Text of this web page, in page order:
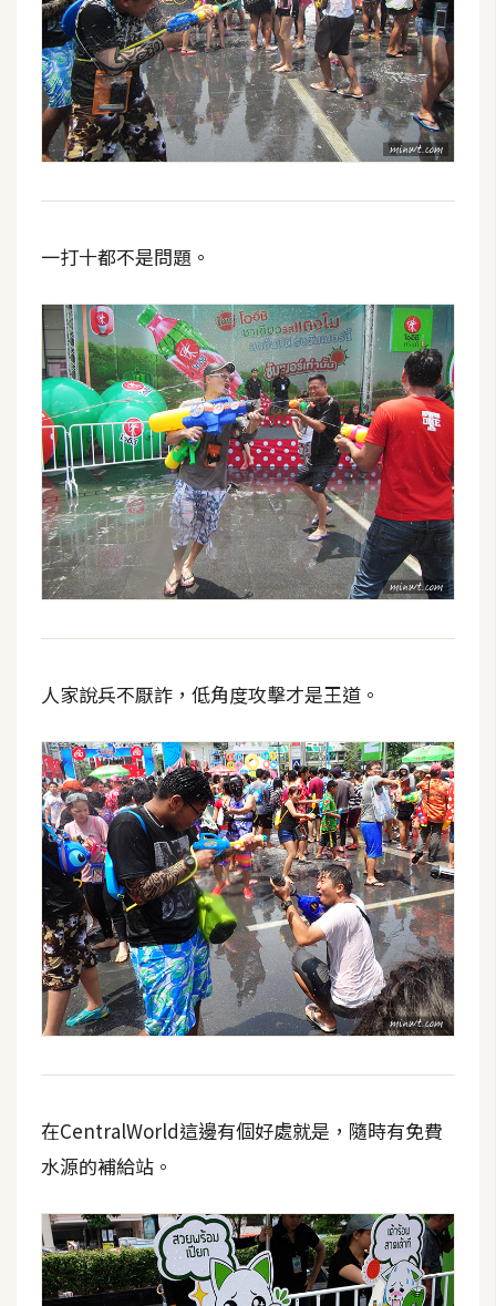
作
提
案
一打十都不是問題。
人家說兵不厭詐，低角度攻擊才是王道。
在CentralWorld這邊有個好處就是，隨時有免費
水源的補給站。